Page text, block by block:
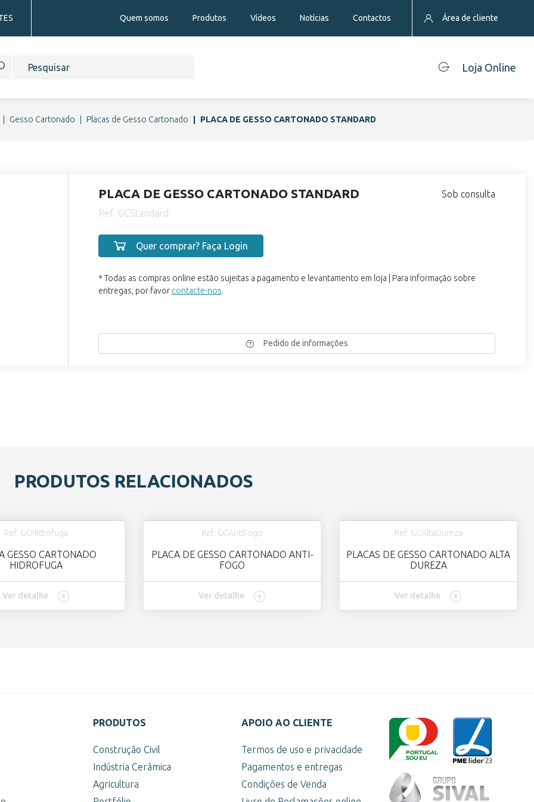
Quem somos Produtos Vídeos Notícias Contactos Área de cliente
Loja Online
Gesso Cartonado Placas de Gesso Cartonado PLACA DE GESSO CARTONADO STANDARD
PLACA DE GESSO CARTONADO STANDARD
Sob consulta
Ref. GCStandard
Quer comprar? Faça Login
* Todas as compras online estão sujeitas a pagamento e levantamento em loja | Para informação sobre
entregas, por favor contacte-nos.
Pedido de informações
PRODUTOS RELACIONADOS
Ref: GCHidrofuga
GESSO CARTONADO
HIDROFUGA
Ver detalhe
Ref: GCAntiFogo
PLACA DE GESSO CARTONADO ANTI-
FOGO
Ver detalhe
Ref: GCAltaDureza
PLACAS DE GESSO CARTONADO ALTA
DUREZA
Ver detalhe
PRODUTOS
Construção Civil
Indústria Cerâmica
Agricultura
APOIO AO CLIENTE
Termos de uso e privacidade
Pagamentos e entregas
Condições de Venda